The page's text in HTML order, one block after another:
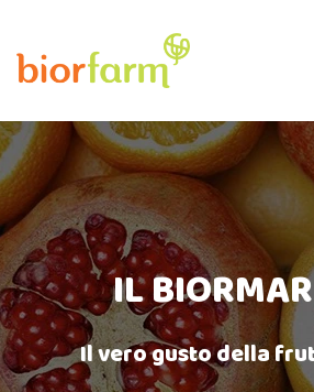
IL
Il vero gusto della